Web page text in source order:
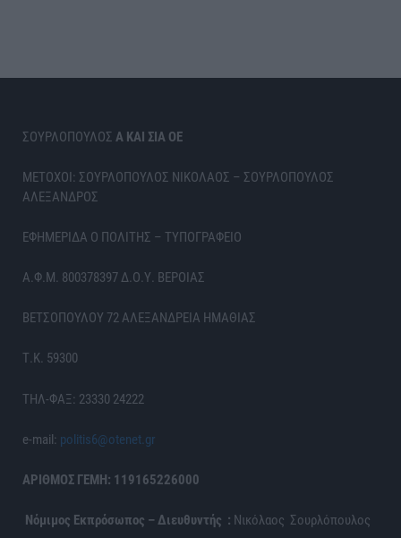
ΣΟΥΡΛΟΠΟΥΛΟΣ Α ΚΑΙ ΣΙΑ ΟΕ
ΜΕΤΟΧΟΙ: ΣΟΥΡΛΟΠΟΥΛΟΣ ΝΙΚΟΛΑΟΣ – ΣΟΥΡΛΟΠΟΥΛΟΣ
ΑΛΕΞΑΝΔΡΟΣ
ΕΦΗΜΕΡΙΔΑ Ο ΠΟΛΙΤΗΣ – ΤΥΠΟΓΡΑΦΕΙΟ
Α.Φ.Μ. 800378397 Δ.Ο.Υ. ΒΕΡΟΙΑΣ
ΒΕΤΣΟΠΟΥΛΟΥ 72 ΑΛΕΞΑΝΔΡΕΙΑ ΗΜΑΘΙΑΣ
Τ.Κ. 59300
ΤΗΛ-ΦΑΞ: 23330 24222
e-mail: politis6@otenet.gr
ΑΡΙΘΜΟΣ ΓΕΜΗ: 119165226000
Νόμιμος Εκπρόσωπος – Διευθυντής : Νικόλαος Σουρλόπουλος